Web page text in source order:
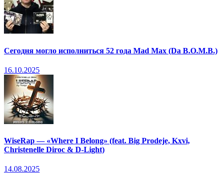
Сегодня могло исполниться 52 года Mad Max (Da B.O.M.B.)
16.10.2025
WiseRap — «Where I Belong» (feat. Big Prodeje, Kxvi,
Christenelle Diroc & D-Light)
14.08.2025